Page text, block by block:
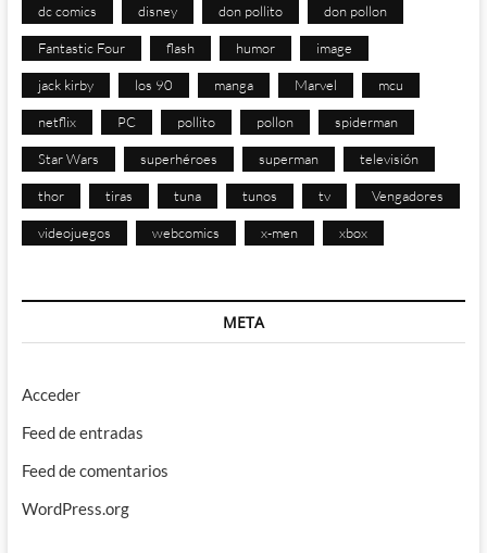
dc comics disney don pollito don pollon
Fantastic Four flash humor image
jack kirby los 90 manga Marvel mcu
netflix PC pollito pollon spiderman
Star Wars superhéroes superman televisión
thor tiras tuna tunos tv Vengadores
videojuegos webcomics x-men xbox
META
Acceder
Feed de entradas
Feed de comentarios
WordPress.org